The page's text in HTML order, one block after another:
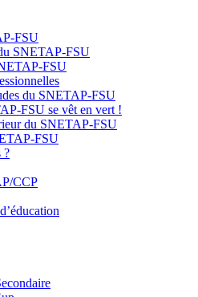
FSU
SNETAP-FSU
FSU
du SNETAP-FSU
FSU se vêt en vert !
du SNETAP-FSU
FSU
?
CCP